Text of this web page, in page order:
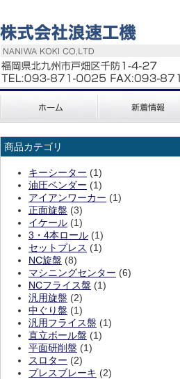
商品カテゴリ
キーシーター (1)
油圧ベンダー (1)
アイアンワーカー (1)
正面旋盤 (3)
イケール (1)
3・4本ロール (1)
セットプレス (1)
NC旋盤 (8)
マシニングセンター (6)
NCフライス盤 (1)
汎用旋盤 (2)
中ぐり盤 (1)
汎用フライス盤 (1)
直立ボール盤 (1)
平面研削盤 (1)
スロター (2)
プレスブレーキ (2)